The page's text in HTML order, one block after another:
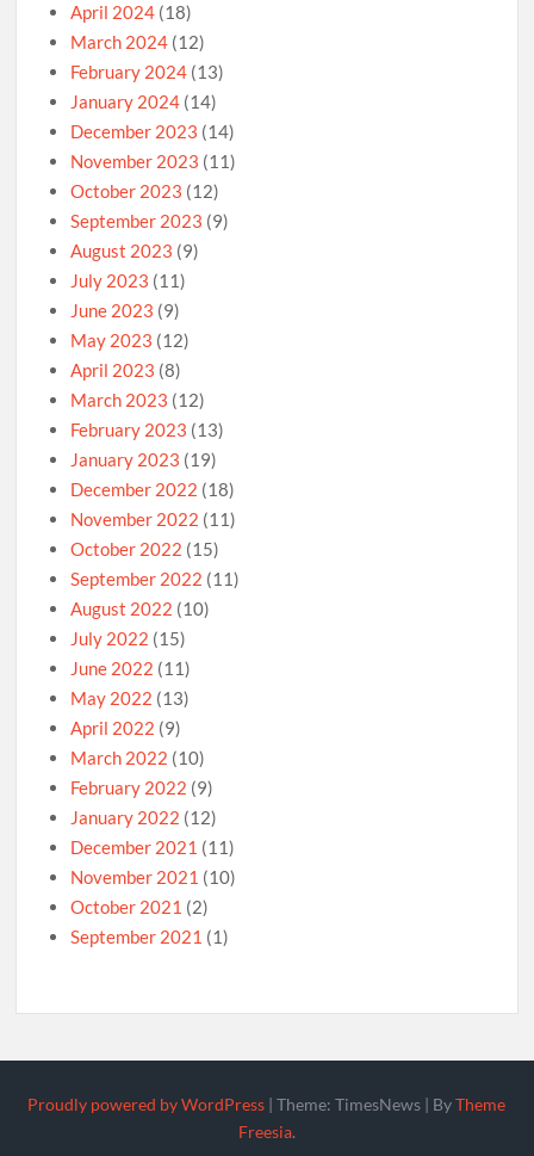
April 2024 (18)
March 2024 (12)
February 2024 (13)
January 2024 (14)
December 2023 (14)
November 2023 (11)
October 2023 (12)
September 2023 (9)
August 2023 (9)
July 2023 (11)
June 2023 (9)
May 2023 (12)
April 2023 (8)
March 2023 (12)
February 2023 (13)
January 2023 (19)
December 2022 (18)
November 2022 (11)
October 2022 (15)
September 2022 (11)
August 2022 (10)
July 2022 (15)
June 2022 (11)
May 2022 (13)
April 2022 (9)
March 2022 (10)
February 2022 (9)
January 2022 (12)
December 2021 (11)
November 2021 (10)
October 2021 (2)
September 2021 (1)
Proudly powered by WordPress |Theme: TimesNews | ByTheme
Freesia.